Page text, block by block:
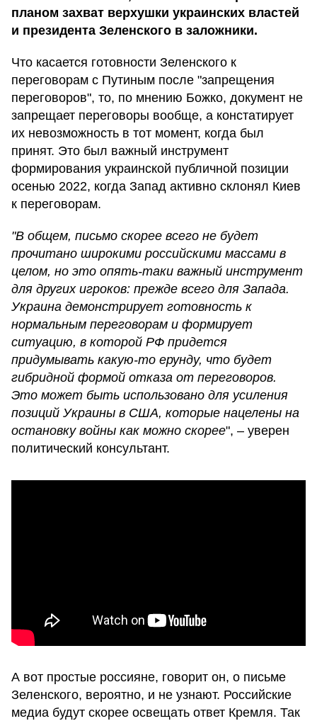
планом захват верхушки украинских властей
и президента Зеленского в заложники.
Что касается готовности Зеленского к
переговорам с Путиным после "запрещения
переговоров", то, по мнению Божко, документ не
запрещает переговоры вообще, а констатирует
их невозможность в тот момент, когда был
принят. Это был важный инструмент
формирования украинской публичной позиции
осенью 2022, когда Запад активно склонял Киев
к переговорам.
"В общем, письмо скорее всего не будет
прочитано широкими российскими массами в
целом, но это опять-таки важный инструмент
для других игроков: прежде всего для Запада.
Украина демонстрирует готовность к
нормальным переговорам и формирует
ситуацию, в которой РФ придется
придумывать какую-то ерунду, что будет
гибридной формой отказа от переговоров.
Это может быть использовано для усиления
позиций Украины в США, которые нацелены на
остановку войны как можно скорее", – уверен
политический консультант.
А вот простые россияне, говорит он, о письме
Зеленского, вероятно, и не узнают. Российские
медиа будут скорее освещать ответ Кремля. Так